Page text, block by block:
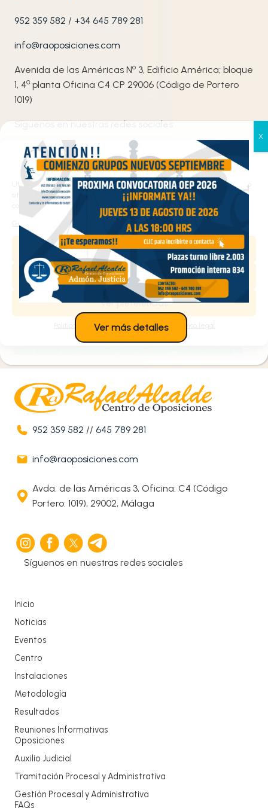
Gestionar el consentimiento
de las cookies
Utilizamos cookies propias y de terceros para analizar el tráfico en nuestro
sitio web y personalizar el contenido. Puede aceptar todas las cookies,
configurarlas según sus preferencias o rechazarlas.
Gestionar los servicios
Aceptar
Denegar
Ver preferencias
Política de cookiesPolítica de privacidad
952 359 582 / +34 645 789 281
info@raoposiciones.com
Avenida de las Américas No 3, Edificio América; bloque
1, 4ª planta Oficina C4 CP 29006 (Código de Portero
1019)
Síguenos en nuestras redes sociales
Haz clic en «Estoy de acuerdo» para activar
Google maps
Política de cookies
Estoy de acuerdo
952 359 582 //645 789 281
info@raoposiciones.com
Avda. de las Américas 3, Oficina: C4 (Código
Portero: 1019), 29002, Málaga
Síguenos en nuestras redes sociales
Inicio
Noticias
Eventos
Centro
Instalaciones
Metodología
Resultados
Reuniones Informativas
Oposiciones
Auxilio Judicial
Tramitación Procesal y Administrativa
Gestión Procesal y Administrativa
FAQs
Ver más detalles